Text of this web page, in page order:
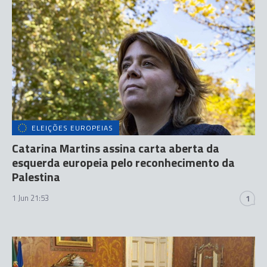
ELEIÇÕES EUROPEIAS
Catarina Martins assina carta aberta da
esquerda europeia pelo reconhecimento da
Palestina
1 Jun 21:53 1